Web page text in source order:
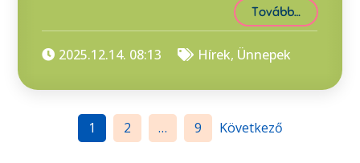
Tovább…
2025.12.14. 08:13 Hírek, Ünnepek
Bejegyzések
1 2 … 9 Következő